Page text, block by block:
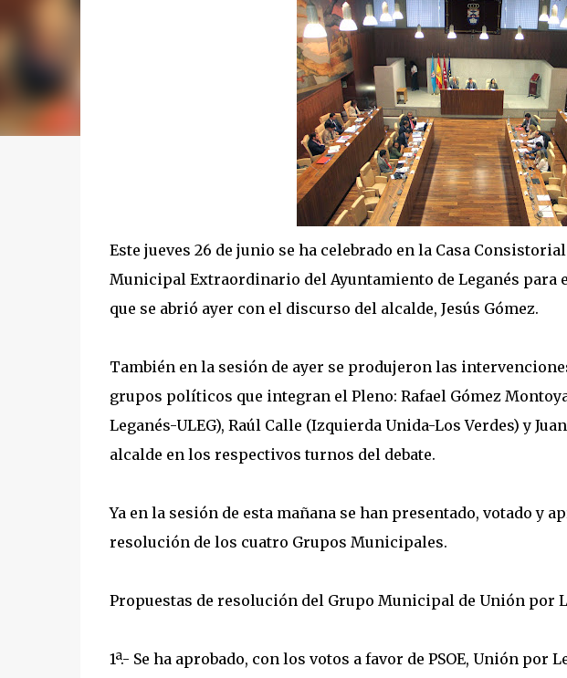
Este jueves 26 de junio se ha celebrado en la Casa
Municipal Extraordinario del Ayuntamiento de Leganés para
que se abrió ayer con el discurso del alcalde, Jesús Gómez.
También en la sesión de ayer se produjeron las
grupos políticos que integran el Pleno: Rafael Gómez
Leganés-ULEG), Raúl Calle (Izquierda Unida-Los Verdes) y
alcalde en los respectivos turnos del debate.
Ya en la sesión de esta mañana se han presentado, votado y
resolución de los cuatro Grupos Municipales.
Propuestas de resolución del Grupo Municipal de Unión por
1ª.- Se ha aprobado, con los votos a favor de PSOE, Unión por